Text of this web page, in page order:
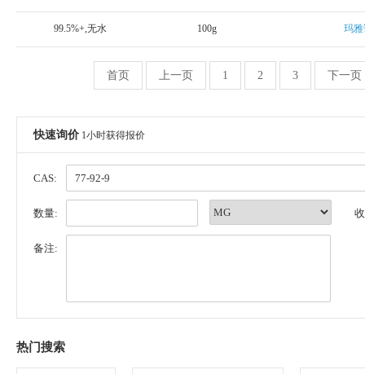
99.5%+,无水 100g 玛
首页 上一页 1 2 3 下一页
快速询价 1小时获得报价
CAS:
数量:
备注:
热门搜索